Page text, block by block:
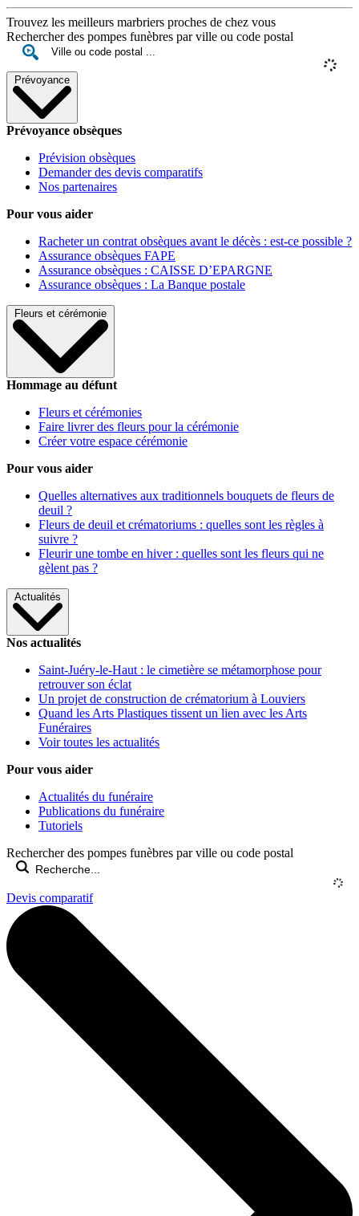
Trouvez les meilleurs marbriers proches de chez vous
Rechercher des pompes funèbres par ville ou code postal
Prévoyance
Prévoyance obsèques
Prévision obsèques
Demander des devis comparatifs
Nos partenaires
Pour vous aider
Racheter un contrat obsèques avant le décès : est-ce possible ?
Assurance obsèques FAPE
Assurance obsèques : CAISSE D’EPARGNE
Assurance obsèques : La Banque postale
Fleurs et cérémonie
Hommage au défunt
Fleurs et cérémonies
Faire livrer des fleurs pour la cérémonie
Créer votre espace cérémonie
Pour vous aider
Quelles alternatives aux traditionnels bouquets de fleurs de
deuil ?
Fleurs de deuil et crématoriums : quelles sont les règles à
suivre ?
Fleurir une tombe en hiver : quelles sont les fleurs qui ne
gèlent pas ?
Actualités
Nos actualités
Saint-Juéry-le-Haut : le cimetière se métamorphose pour
retrouver son éclat
Un projet de construction de crématorium à Louviers
Quand les Arts Plastiques tissent un lien avec les Arts
Funéraires
Voir toutes les actualités
Pour vous aider
Actualités du funéraire
Publications du funéraire
Tutoriels
Rechercher des pompes funèbres par ville ou code postal
Devis comparatif